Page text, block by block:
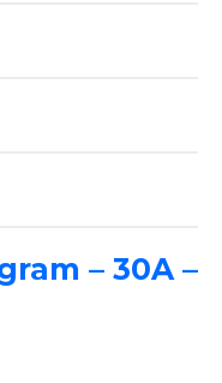
– 30A –